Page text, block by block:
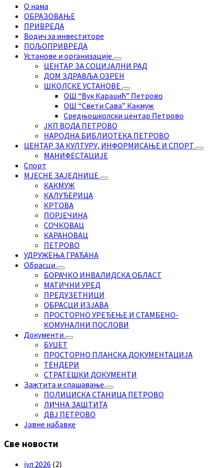
О нама
ОБРАЗОВАЊЕ
ПРИВРЕДА
Водич за инвеститоре
ПОЉОПРИВРЕДА
Установе и организације
ЦЕНТАР ЗА СОЦИЈАЛНИ РАД
ДОМ ЗДРАВЉА ОЗРЕН
ШКОЛСКЕ УСТАНОВЕ
ОШ “Вук Караџић” Петрово
ОШ “Свети Сава” Какмуж
Средњошколски центар Петрово
ЈКП ВОДА ПЕТРОВО
НАРОДНА БИБЛИОТЕКА ПЕТРОВО
ЦЕНТАР ЗА КУЛТУРУ, ИНФОРМИСАЊЕ И СПОРТ
МАНИФЕСТАЦИЈЕ
Спорт
МЈЕСНЕ ЗАЈЕДНИЦЕ
КАКМУЖ
КАЛУЂЕРИЦА
КРТОВА
ПОРЈЕЧИНА
СОЧКОВАЦ
КАРАНОВАЦ
ПЕТРОВО
УДРУЖЕЊА ГРАЂАНА
Обрасци
БОРАЧКО ИНВАЛИДСКА ОБЛАСТ
МАТИЧНИ УРЕД
ПРЕДУЗЕТНИЦИ
ОБРАСЦИ ИЗЈАВА
ПРОСТОРНО УРЕЂЕЊЕ И СТАМБЕНО-
КОМУНАЛНИ ПОСЛОВИ
Документи
БУЏЕТ
ПРОСТОРНО ПЛАНСКА ДОКУМЕНТАЦИЈА
ТЕНДЕРИ
СТРАТЕШКИ ДОКУМЕНТИ
Зажтита и спашавање
ПОЛИЦИСКА СТАНИЦА ПЕТРОВО
ЛИЧНА ЗАШТИТА
ДВЈ ПЕТРОВО
Јавне набавке
Све новости
јул 2026 (2)